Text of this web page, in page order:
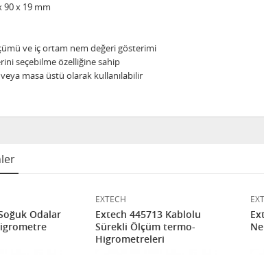
90 x 19 mm
ve iç ortam nem değeri gösterimi
seçebilme özelliğine sahip
masa üstü olarak kullanılabilir
Odalar
EXTECH
Extech 445713 Kablolu
Sürekli Ölçüm termo-
Higrometreleri